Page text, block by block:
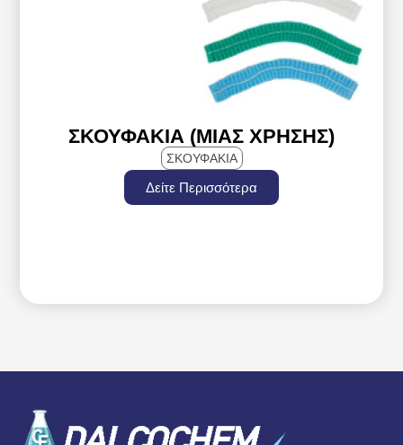
ΣΚΟΥΦΆΚΙΑ (ΜΙΑΣ ΧΡΉΣΗΣ)
ΣΚΟΥΦΑΚΙΑ
Δείτε Περισσότερα